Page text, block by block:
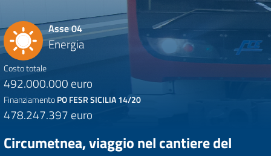
Asse 04
Energia
Costo totale
492.000.000 euro
FinanziamentoPO FESR SICILIA 14/20
478.247.397 euro
Circumetnea, viaggio nel cantiere del